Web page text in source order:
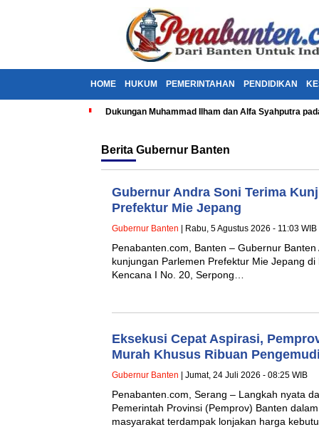
HOME HUKUM PEMERINTAHAN PENDIDIKAN
Dukungan Muhammad Ilham dan Alfa Syahputra
Berita Gubernur Banten
Gubernur Andra Soni Terima
Prefektur Mie Jepang
Gubernur Banten | Rabu, 5 Agustus 2026 - 11:03 WIB
Penabanten.com, Banten – Gubernur
kunjungan Parlemen Prefektur Mie Jepang
Kencana I No. 20, Serpong…
Eksekusi Cepat Aspirasi,
Murah Khusus Ribuan
Gubernur Banten | Jumat, 24 Juli 2026 - 08:25 WIB
Penabanten.com, Serang – Langkah nyata
Pemerintah Provinsi (Pemprov) Banten
masyarakat terdampak lonjakan harga